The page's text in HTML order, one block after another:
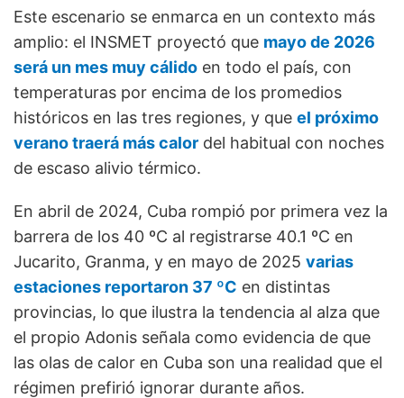
Este escenario se enmarca en un contexto más
amplio: el INSMET proyectó que mayo de 2026
será un mes muy cálido en todo el país, con
temperaturas por encima de los promedios
históricos en las tres regiones, y que el próximo
verano traerá más calor del habitual con noches
de escaso alivio térmico.
En abril de 2024, Cuba rompió por primera vez la
barrera de los 40 ºC al registrarse 40.1 ºC en
Jucarito, Granma, y en mayo de 2025 varias
estaciones reportaron 37 ºC en distintas
provincias, lo que ilustra la tendencia al alza que
el propio Adonis señala como evidencia de que
las olas de calor en Cuba son una realidad que el
régimen prefirió ignorar durante años.